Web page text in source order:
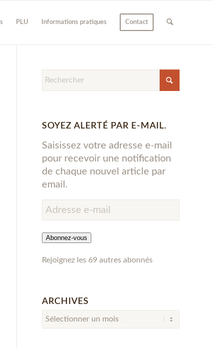
PLU Informations pratiques Contact
SOYEZ ALERTÉ PAR E-MAIL.
Saisissez votre adresse e-mail
pour recevoir une notification
de chaque nouvel article par
email.
Adresse
e-
mail
Abonnez-vous
Rejoignez les 69 autres abonnés
ARCHIVES